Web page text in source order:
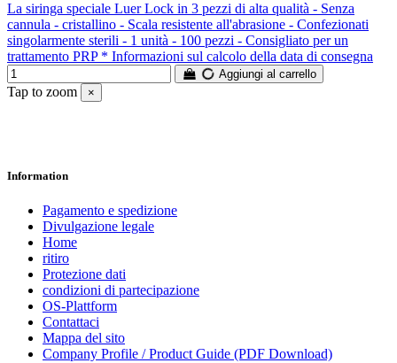
La siringa speciale Luer Lock in 3 pezzi di alta qualità - Senza
cannula - cristallino - Scala resistente all'abrasione - Confezionati
singolarmente sterili - 1 unità - 100 pezzi - Consigliato per un
trattamento PRP * Informazioni sul calcolo della data di consegna
Aggiungi al carrello
Tap to zoom ×
Information
Pagamento e spedizione
Divulgazione legale
Home
ritiro
Protezione dati
condizioni di partecipazione
OS-Plattform
Contattaci
Mappa del sito
Company Profile / Product Guide (PDF Download)